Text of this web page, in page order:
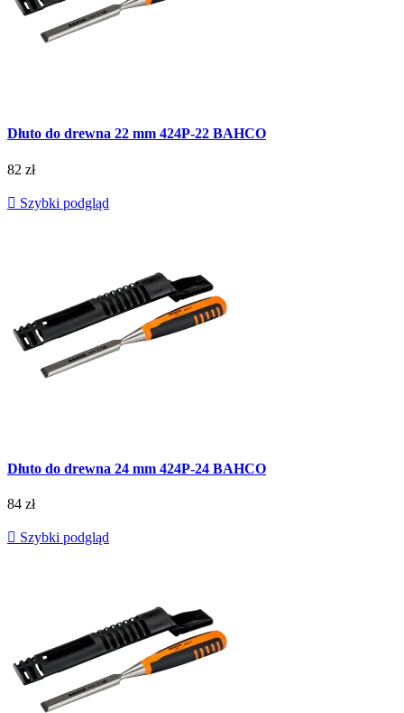
Dłuto do drewna 22 mm 424P-22 BAHCO
82 zł
 Szybki podgląd
Dłuto do drewna 24 mm 424P-24 BAHCO
84 zł
 Szybki podgląd